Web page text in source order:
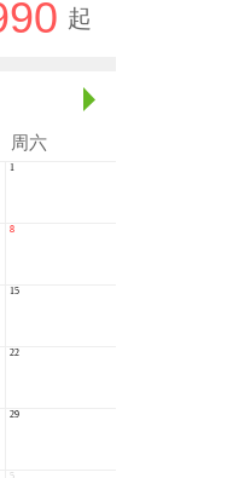
起
周 六
1
8
15
22
29